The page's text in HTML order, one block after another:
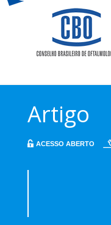
Artigo
ACESSO ABERTO